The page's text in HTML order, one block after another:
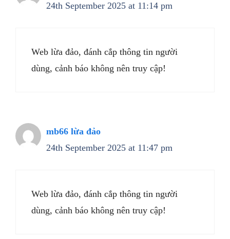
24th September 2025 at 11:14 pm
Web lừa đảo, đánh cắp thông tin người
dùng, cảnh báo không nên truy cập!
mb66 lừa đảo
24th September 2025 at 11:47 pm
Web lừa đảo, đánh cắp thông tin người
dùng, cảnh báo không nên truy cập!